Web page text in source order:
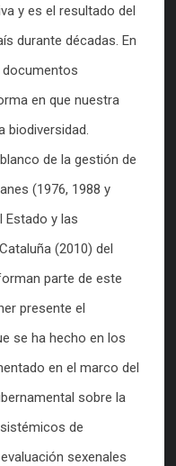
y es el resultado del
durante décadas. En
documentos
en que nuestra
biodiversidad.
de la gestión de
(1976, 1988 y
Estado y las
(2010) del
parte de este
presente el
se ha hecho en los
en el marco del
sobre la
de
sexenales